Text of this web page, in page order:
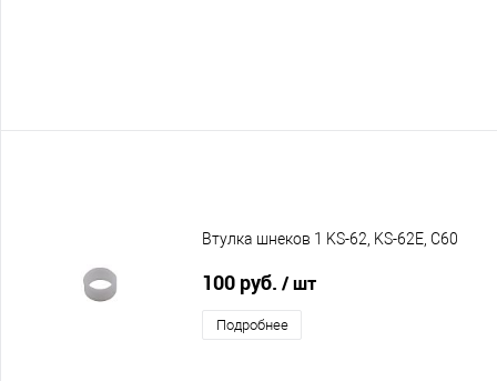
Втулка шнеков 1 KS-62, KS-62E, C60
100 руб. / шт
Подробнее